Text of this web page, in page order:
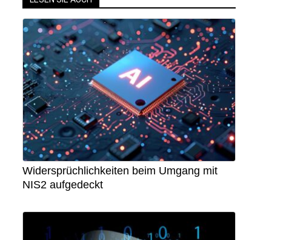
Widersprüchlichkeiten beim Umgang mit
NIS2 aufgedeckt